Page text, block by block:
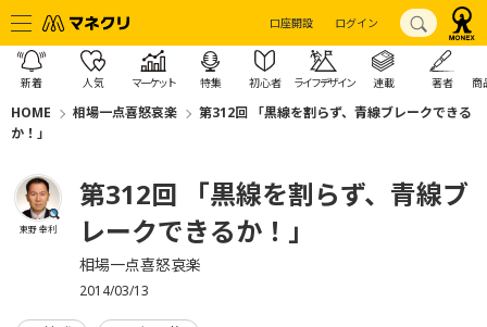
口座開設 ログイン
新着 人気 マーケット 特集 初心者 ライフデザイン 連載 著者 商
HOME 相場一点喜怒哀楽
第312回 「黒線を割らず、青線ブレークできる
か！」
東野 幸利
第312回 「黒線を割らず、青線ブ
レークできるか！」
相場一点喜怒哀楽
2014/03/13